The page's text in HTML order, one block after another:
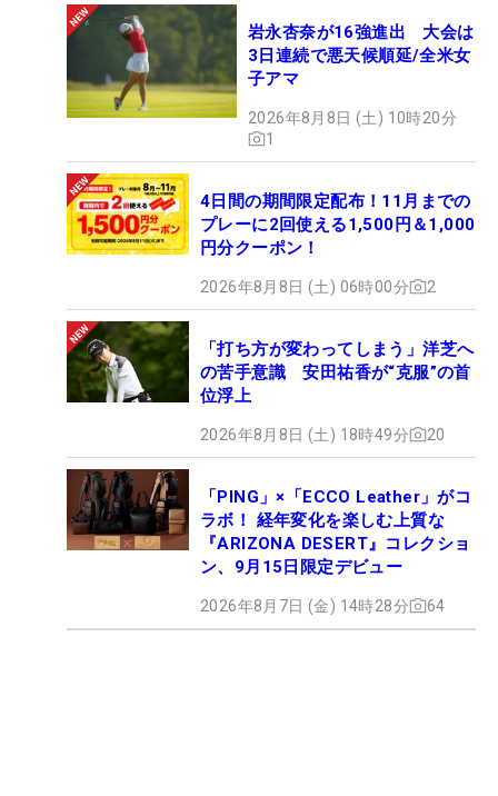
岩永杏奈が16強進出 大会は
3日連続で悪天候順延/全米女
子アマ
2026年8月8日 (土) 10時20分
1
4日間の期間限定配布！11月までの
プレーに2回使える1,500円＆1,000
円分クーポン！
2026年8月8日 (土) 06時00分 2
「打ち方が変わってしまう」洋芝へ
の苦手意識 安田祐香が“克服”の首
位浮上
2026年8月8日 (土) 18時49分 20
「PING」×「ECCO Leather」がコ
ラボ！ 経年変化を楽しむ上質な
『ARIZONA DESERT』コレクショ
ン、9月15日限定デビュー
2026年8月7日 (金) 14時28分 64